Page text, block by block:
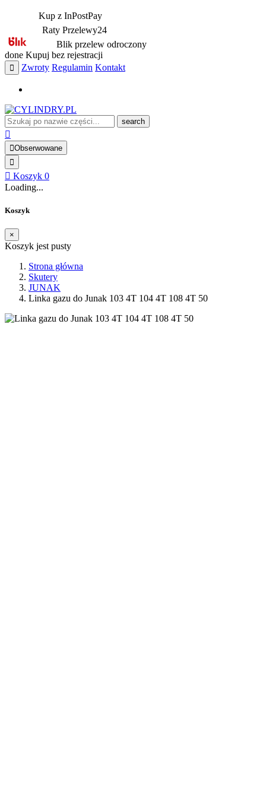
Kup z InPostPay
Raty Przelewy24
Blik przelew odroczony
done Kupuj bez rejestracji
Zwroty Regulamin Kontakt
search
Obserwowane
Koszyk 0
Loading...
Koszyk
×
Koszyk jest pusty
Strona główna
Skutery
JUNAK
Linka gazu do Junak 103 4T 104 4T 108 4T 50